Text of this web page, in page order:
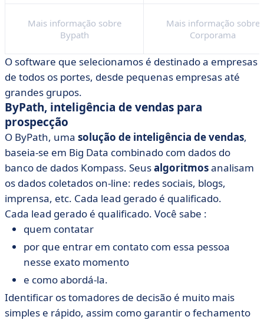
Mais informação sobre
Bypath
Mais informação sobre
Corporama
O software que selecionamos é destinado a empresas
de todos os portes, desde pequenas empresas até
grandes grupos.
ByPath, inteligência de vendas para
prospecção
O ByPath, uma solução de inteligência de vendas,
baseia-se em Big Data combinado com dados do
banco de dados Kompass. Seusalgoritmosanalisam
os dados coletados on-line: redes sociais, blogs,
imprensa, etc. Cada lead gerado é qualificado.
Cada lead gerado é qualificado. Você sabe :
quem contatar
por que entrar em contato com essa pessoa
nesse exato momento
e como abordá-la.
Identificar os tomadores de decisão é muito mais
simples e rápido, assim como garantir o fechamento